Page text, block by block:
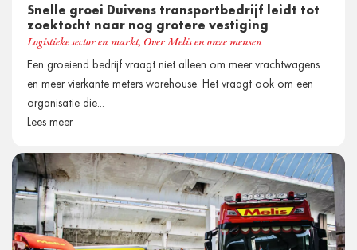
Snelle groei Duivens transportbedrijf leidt tot
zoektocht naar nog grotere vestiging
Logistieke sector en markt, Over Melis en onze mensen
Een groeiend bedrijf vraagt niet alleen om meer vrachtwagens
en meer vierkante meters warehouse. Het vraagt ook om een
organisatie die...
Lees meer